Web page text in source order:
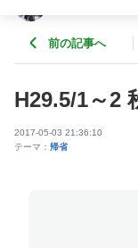
前の記事へ
H29.5/1～
2017-05-03 21:36:10
テーマ： 帰省